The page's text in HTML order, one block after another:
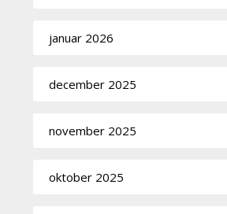
januar 2026
december 2025
november 2025
oktober 2025